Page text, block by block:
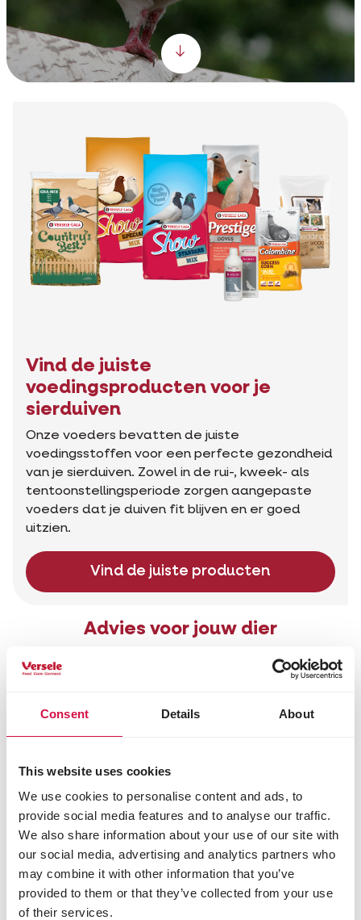
Consent Details About
This website uses cookies
We use cookies to personalise content and ads, to
provide social media features and to analyse our traffic.
We also share information about your use of our site with
our social media, advertising and analytics partners who
may combine it with other information that you’ve
provided to them or that they’ve collected from your use
of their services.
Scroll down
Vind de juiste
voedingsproducten voor je
sierduiven
Onze voeders bevatten de juiste
voedingsstoffen voor een perfecte gezondheid
van je sierduiven. Zowel in de rui-, kweek- als
tentoonstellingsperiode zorgen aangepaste
voeders dat je duiven fit blijven en er goed
uitzien.
Vind de juiste producten
Advies voor jouw dier
SIERDUIVEN
Hoe kies je het beste voer voor je